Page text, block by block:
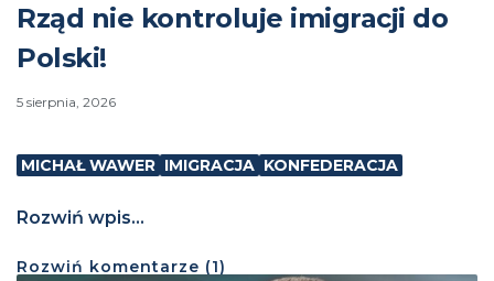
Rząd nie kontroluje imigracji do
Polski!
5 sierpnia, 2026
MICHAŁ WAWER IMIGRACJA KONFEDERACJA
Rozwiń wpis...
Rozwiń komentarze (1)